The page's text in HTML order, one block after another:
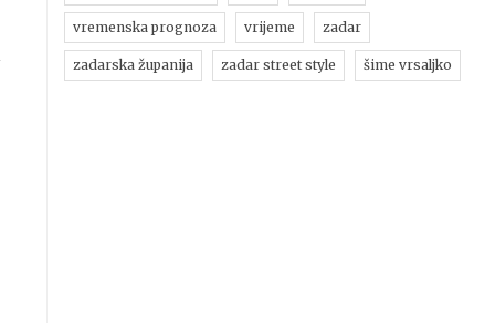
vremenska prognoza vrijeme zadar
zadarska županija zadar street style šime vrsaljko